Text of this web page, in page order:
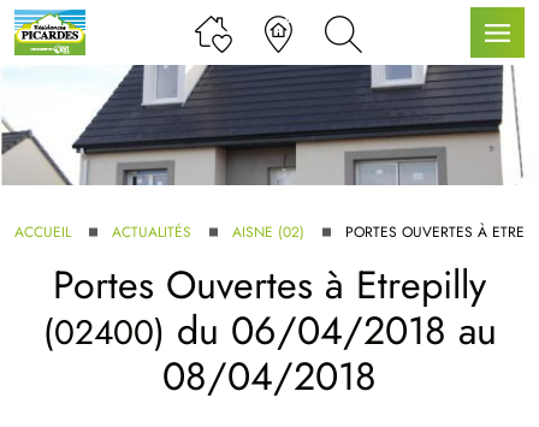
SERVICE BDL EXTENSION
ACCUEIL ACTUALITÉS AISNE (02) PORTES OUVERTES À
Portes Ouvertes à Etrepilly
(02400) du 06/04/2018 au
08/04/2018